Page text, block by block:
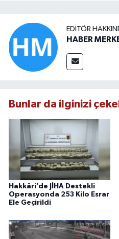
EDITÖR
HABER
Bunlar da ilginizi
Hakkâri’de JİHA Destekli
Operasyonda 253 Kilo Esrar
Ele Geçirildi